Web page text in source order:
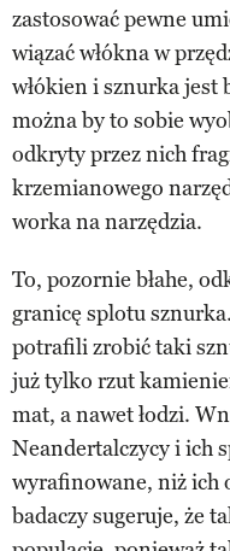
zastosować pewne
wiązać włókna w
włókien i sznurka
można by to sobie
odkryty przez nich
krzemianowego
worka na narzędzia.
To, pozornie błahe,
granicę splotu
potrafili zrobić taki
już tylko rzut
mat, a nawet łodzi.
Neandertalczycy i ich
wyrafinowane, niż ich
badaczy sugeruje, że